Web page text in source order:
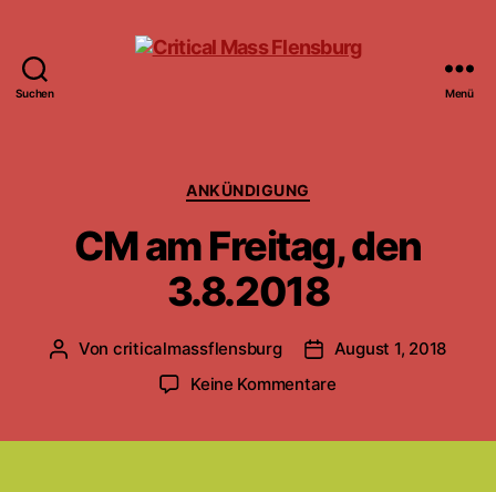
Suchen Menü
Kategorien
ANKÜNDIGUNG
CM am Freitag, den
3.8.2018
Beitragsautor
Von criticalmassflensburg Beitragsdatum
August 1, 2018
Keine Kommentarezu